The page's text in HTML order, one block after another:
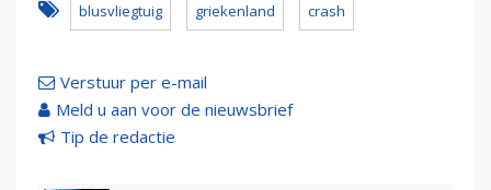
blusvliegtuig griekenland crash
Verstuur per e-mail
Meld u aan voor de nieuwsbrief
Tip de redactie